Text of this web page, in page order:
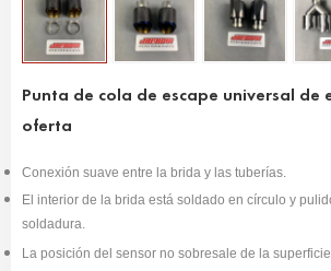
Punta de cola de escape universal de
oferta
Conexión suave entre la brida y las tuberías.
El interior de la brida está soldado en círculo y
soldadura.
La posición del sensor no sobresale de la